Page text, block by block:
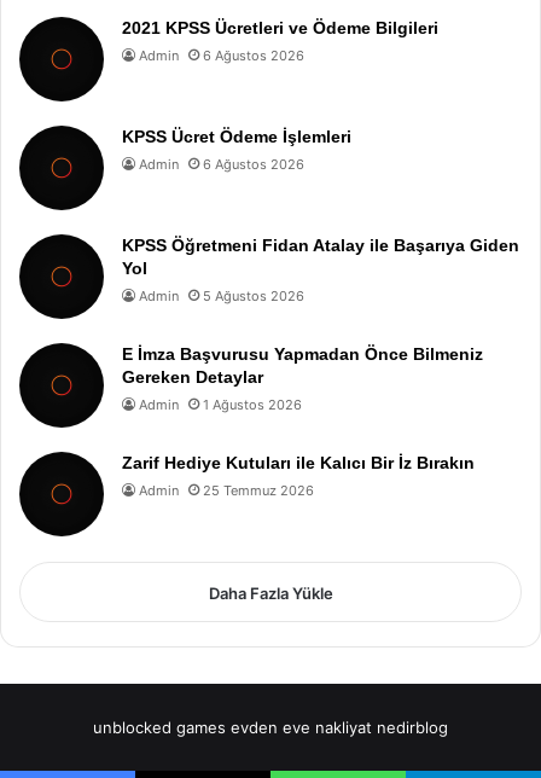
2021 KPSS Ücretleri ve Ödeme Bilgileri
Admin 6 Ağustos 2026
KPSS Ücret Ödeme İşlemleri
Admin 6 Ağustos 2026
KPSS Öğretmeni Fidan Atalay ile Başarıya Giden
Yol
Admin 5 Ağustos 2026
E İmza Başvurusu Yapmadan Önce Bilmeniz
Gereken Detaylar
Admin 1 Ağustos 2026
Zarif Hediye Kutuları ile Kalıcı Bir İz Bırakın
Admin 25 Temmuz 2026
Daha Fazla Yükle
unblocked games evden eve nakliyat nedirblog